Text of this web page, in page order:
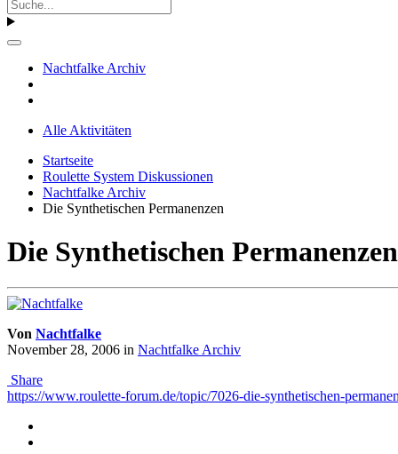
Nachtfalke Archiv
Alle Aktivitäten
Startseite
Roulette System Diskussionen
Nachtfalke Archiv
Die Synthetischen Permanenzen
Die Synthetischen Permanenzen
Von Nachtfalke
November 28, 2006 in Nachtfalke Archiv
Share
https://www.roulette-forum.de/topic/7026-die-synthetischen-